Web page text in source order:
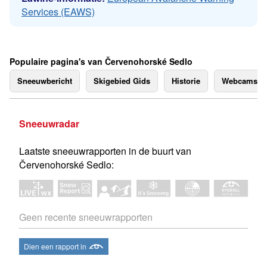
Services (EAWS)
Populaire pagina's van Červenohorské Sedlo
Sneeuwbericht Skigebied Gids Historie Webcams
Sneeuwradar
Laatste sneeuwrapporten in de buurt van
Červenohorské Sedlo:
Geen recente sneeuwrapporten
Dien een rapport in